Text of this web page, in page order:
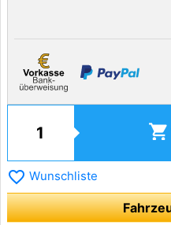
shopping_cart
favorite_border Wunschliste